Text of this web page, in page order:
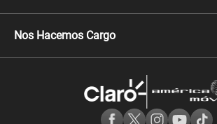
Celulares Motorola
Llamada por llamada
Comprobantes electrónicos
Consulta de IMEI
Nos Hacemos Cargo
Consulta de reclamos
Adquirientes iPhone 6, 6S y SE
Mensaje de Seguridad